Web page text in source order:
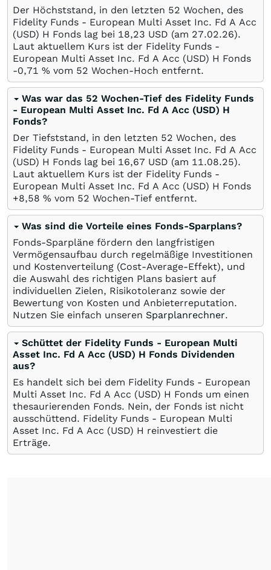
Der Höchststand, in den letzten 52 Wochen, des
Fidelity Funds - European Multi Asset Inc. Fd A Acc
(USD) H Fonds lag bei 18,23 USD (am 27.02.26).
Laut aktuellem Kurs ist der Fidelity Funds -
European Multi Asset Inc. Fd A Acc (USD) H Fonds
-0,71 % vom 52 Wochen-Hoch entfernt.
Was war das 52 Wochen-Tief des Fidelity Funds
- European Multi Asset Inc. Fd A Acc (USD) H
Fonds?
Der Tiefststand, in den letzten 52 Wochen, des
Fidelity Funds - European Multi Asset Inc. Fd A Acc
(USD) H Fonds lag bei 16,67 USD (am 11.08.25).
Laut aktuellem Kurs ist der Fidelity Funds -
European Multi Asset Inc. Fd A Acc (USD) H Fonds
+8,58 % vom 52 Wochen-Tief entfernt.
Was sind die Vorteile eines Fonds-Sparplans?
Fonds-Sparpläne fördern den langfristigen
Vermögensaufbau durch regelmäßige Investitionen
und Kostenverteilung (Cost-Average-Effekt), und
die Auswahl des richtigen Plans basiert auf
individuellen Zielen, Risikotoleranz sowie der
Bewertung von Kosten und Anbieterreputation.
Nutzen Sie einfach unseren Sparplanrechner.
Schüttet der Fidelity Funds - European Multi
Asset Inc. Fd A Acc (USD) H Fonds Dividenden
aus?
Es handelt sich bei dem Fidelity Funds - European
Multi Asset Inc. Fd A Acc (USD) H Fonds um einen
thesaurierenden Fonds. Nein, der Fonds ist nicht
ausschüttend. Fidelity Funds - European Multi
Asset Inc. Fd A Acc (USD) H reinvestiert die
Erträge.